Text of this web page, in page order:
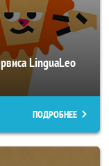
LinguaLeo
ПОДРОБНЕЕ